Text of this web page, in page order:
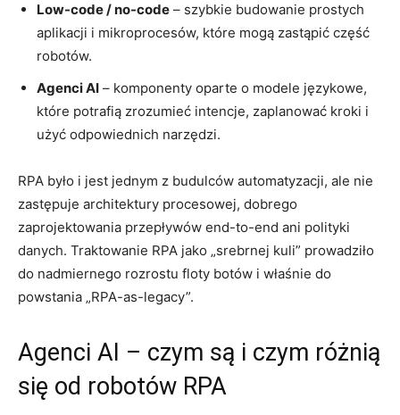
Low-code / no-code – szybkie budowanie prostych
aplikacji i mikroprocesów, które mogą zastąpić część
robotów.
Agenci AI – komponenty oparte o modele językowe,
które potrafią zrozumieć intencje, zaplanować kroki i
użyć odpowiednich narzędzi.
RPA było i jest jednym z budulców automatyzacji, ale nie
zastępuje architektury procesowej, dobrego
zaprojektowania przepływów end-to-end ani polityki
danych. Traktowanie RPA jako „srebrnej kuli” prowadziło
do nadmiernego rozrostu floty botów i właśnie do
powstania „RPA-as-legacy”.
Agenci AI – czym są i czym różnią
się od robotów RPA